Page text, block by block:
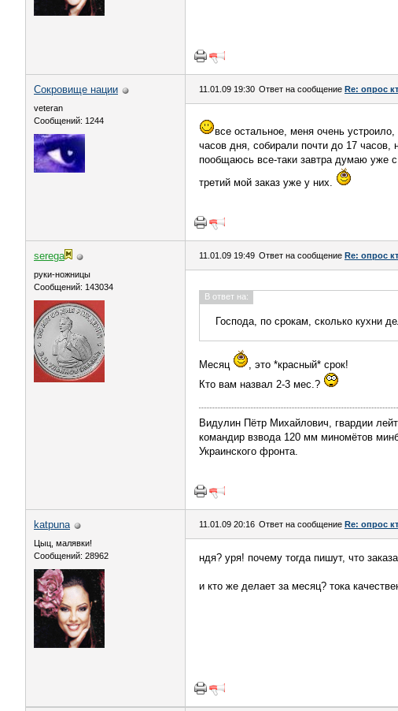
Сокровище нации
veteran
Сообщений: 1244
11.01.09 19:30 Ответ на сообщение Re: опрос
все остальное, меня очень устроило,
часов дня, собирали почти до 17 часов,
пообщаюсь все-таки завтра думаю уже
третий мой заказ уже у них.
serega
руки-ножницы
Сообщений: 143034
11.01.09 19:49 Ответ на сообщение Re: опрос
В ответ на:
Господа, по срокам, сколько кухни
Месяц
, это *красный* срок!
Кто вам назвал 2-3 мес.?
Видулин Пётр Михайлович, гвардии
командир взвода 120 мм миномётов
Украинского фронта.
katpuna
Цыц, малявки!
Сообщений: 28962
11.01.09 20:16 Ответ на сообщение Re: опрос
ндя? уря! почему тогда пишут, что
и кто же делает за месяц? тока